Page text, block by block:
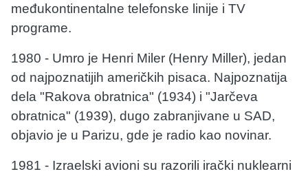
međukontinentalne telefonske linije i TV
programe.
1980 - Umro je Henri Miler (Henry Miller), jedan
od najpoznatijih američkih pisaca. Najpoznatija
dela "Rakova obratnica" (1934) i "Jarčeva
obratnica" (1939), dugo zabranjivane u SAD,
objavio je u Parizu, gde je radio kao novinar.
1981 - Izraelski avioni su razorili irački nuklearni